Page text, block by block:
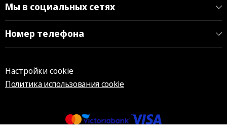
Мы в социальных сетях
Номер телефона
Настройки cookie
Политика использования cookie